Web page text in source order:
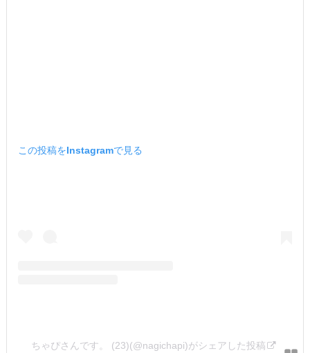
この投稿をInstagramで見る
ちゃぴさんです。 (23)(@nagichapi)がシェアした投稿